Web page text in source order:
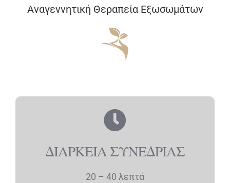
Αναγεννητική Θεραπεία Εξωσωμάτων
ΔΙΑΡΚΕΙΑ ΣΥΝΕΔΡΙΑΣ
20 – 40 λεπτά